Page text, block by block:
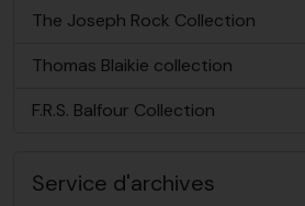
The Joseph Rock Collection
, 51 résultats
Thomas Blaikie collection
, 32 résultats
F.R.S. Balfour Collection
, 13 résultats
Service d'archives